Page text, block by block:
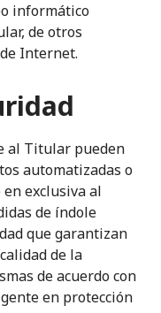
informático
de otros
Internet.
al Titular pueden
automatizadas o
exclusiva al
de índole
que garantizan
de la
de acuerdo con
en protección